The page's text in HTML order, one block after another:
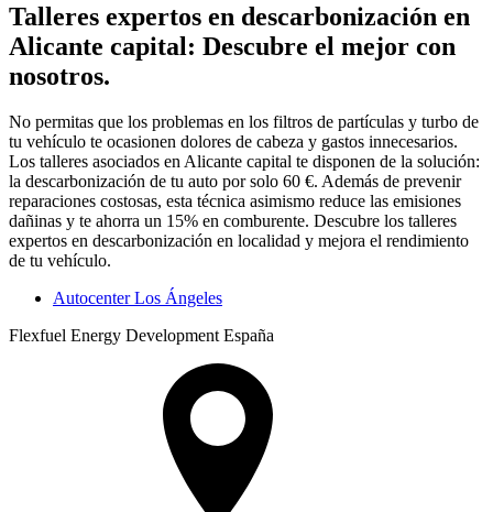
Talleres expertos en descarbonización en
Alicante capital: Descubre el mejor con
nosotros.
No permitas que los problemas en los filtros de partículas y turbo de
tu vehículo te ocasionen dolores de cabeza y gastos innecesarios.
Los talleres asociados en Alicante capital te disponen de la solución:
la descarbonización de tu auto por solo 60 €. Además de prevenir
reparaciones costosas, esta técnica asimismo reduce las emisiones
dañinas y te ahorra un 15% en comburente. Descubre los talleres
expertos en descarbonización en localidad y mejora el rendimiento
de tu vehículo.
Autocenter Los Ángeles
Flexfuel Energy Development España